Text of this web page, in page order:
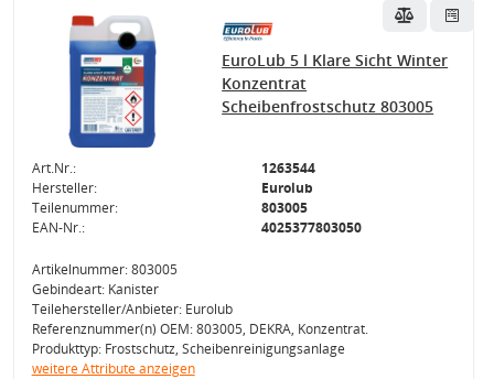
EuroLub 5 l Klare Sicht Winter
Konzentrat
Scheibenfrostschutz 803005
Art.Nr.:
1263544
Hersteller:
Eurolub
Teilenummer:
803005
EAN-Nr.:
4025377803050
Artikelnummer: 803005
Gebindeart: Kanister
Teilehersteller/Anbieter: Eurolub
Referenznummer(n) OEM: 803005, DEKRA, Konzentrat.
Produkttyp: Frostschutz, Scheibenreinigungsanlage
weitere Attribute anzeigen